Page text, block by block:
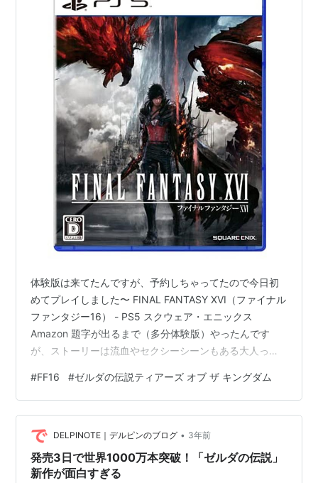
体験版は来てたんですが、予約しちゃってたので今日初
めてプレイしました〜 FINAL FANTASY XVI（ファイナル
ファンタジー16） - PS5 スクウェア・エニックス
Amazon 題字が出るまで（多分体験版）やったんです
が、ストーリーは流血やセクシーシーンもある大人っぽ
ては最高でしたね〜 先が知りたくなるし、破綻なくモン
スターや魔法を日常生活に入れてきて安定感がぱないで
す。 あとプラチナゲームズの田浦さんチームやキンハー
のチームが関わっているそうなんですが、予想以上にプ
ラチナゲームズぽかったです。 良いのかよ！って思った
くらい（笑） …
#FF16 #ゼルダの伝説ティアーズ オブ ザ キングダム
DELPINOTE｜デルピンのブログ • 3年前
発売3日で世界1000万本突破！「ゼルダの伝説」
新作が面白すぎる